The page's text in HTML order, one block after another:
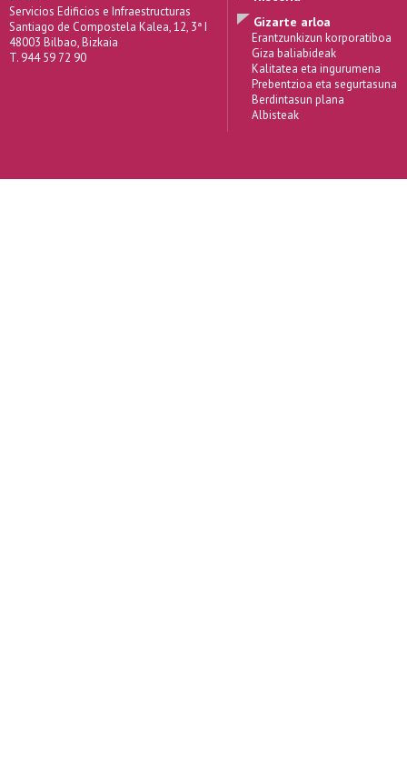
Servicios Edificios e Infraestructuras
Santiago de Compostela Kalea, 12, 3ª I
48003 Bilbao, Bizkaia
T. 944 59 72 90
Gizarte arloa
Erantzunkizun korporatiboa
Giza baliabideak
Kalitatea eta ingurumena
Prebentzioa eta segurtasuna
Berdintasun plana
Albisteak